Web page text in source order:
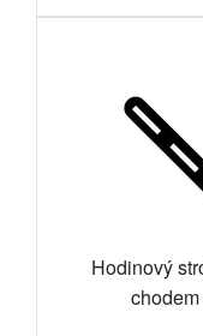
Hodinový